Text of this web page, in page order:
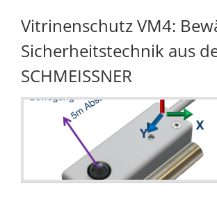
-
Barriere
(VdS
C)
Vitrinenschutz VM4:
Sicherheitstechnik aus
SCHMEISSNER